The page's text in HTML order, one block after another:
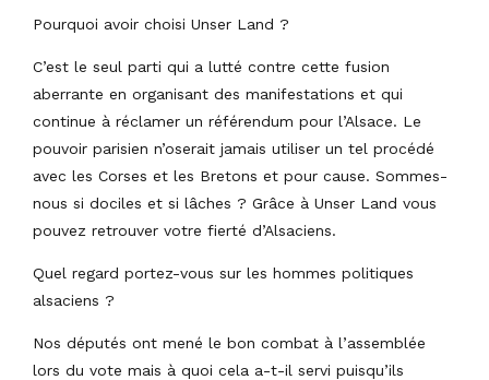
Pourquoi avoir choisi Unser Land ?
C’est le seul parti qui a lutté contre cette fusion
aberrante en organisant des manifestations et qui
continue à réclamer un référendum pour l’Alsace. Le
pouvoir parisien n’oserait jamais utiliser un tel procédé
avec les Corses et les Bretons et pour cause. Sommes-
nous si dociles et si lâches ? Grâce à Unser Land vous
pouvez retrouver votre fierté d’Alsaciens.
Quel regard portez-vous sur les hommes politiques
alsaciens ?
Nos députés ont mené le bon combat à l’assemblée
lors du vote mais à quoi cela a-t-il servi puisqu’ils